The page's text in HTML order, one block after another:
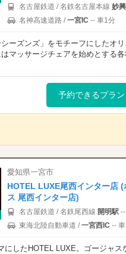
名古屋鉄道 / 名鉄名古屋本線 妙
名神高速道路 /一宮IC -- 車1分
シーズンズ」をモチーフにしたオ
マッサージチェアを始めとする
予約できるプラ
愛知県一宮市
HOTEL LUXE尾西インター店 (
ス 尾西インター店)
名古屋鉄道 / 名鉄尾西線 開明駅
東海北陸自動車道 /一宮西IC --
にしたHOTEL LUXE。ゴージャス